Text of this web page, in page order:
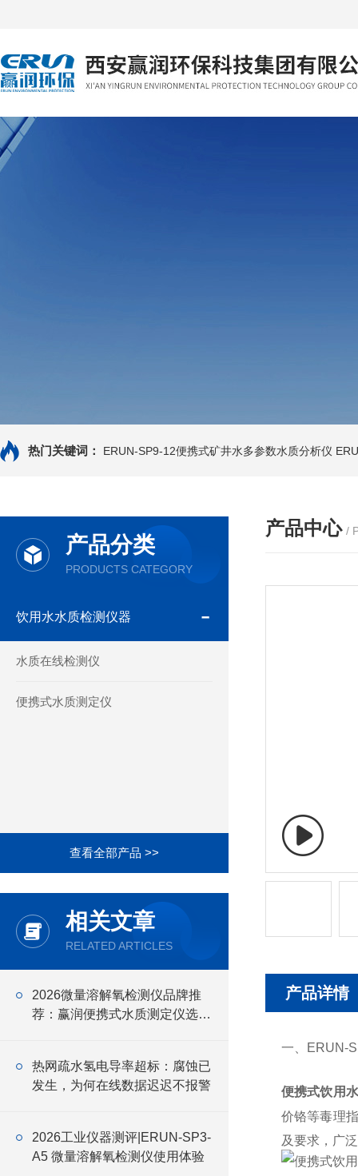
热门关键词： ERUN-SP9-12便携式矿井水多参数水质分析仪
产品分类
PRODUCTS CATEGORY
饮用水水质检测仪器
水质在线检测仪
便携式水质测定仪
查看全部产品 >>
相关文章
RELATED ARTICLES
2026微量溶解氧检测仪品牌推
荐：赢润便携式水质测定仪选型
热网疏水氢电导率超标：腐蚀已
发生，为何在线数据迟迟不报警
2026工业仪器测评|ERUN-SP3-
A5 微量溶解氧检测仪使用体验
产品中心 /
产品详情
一、ERUN-
便携式饮用
价铬等毒理
及要求，广